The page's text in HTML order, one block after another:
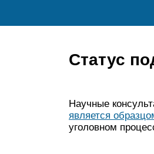
Статус
Научные
является
уголовном